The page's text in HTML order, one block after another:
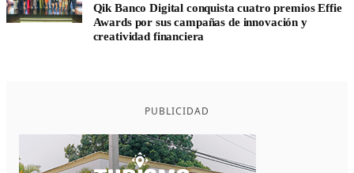
Qik Banco Digital conquista cuatro premios Effie
Awards por sus campañas de innovación y
creatividad financiera
PUBLICIDAD